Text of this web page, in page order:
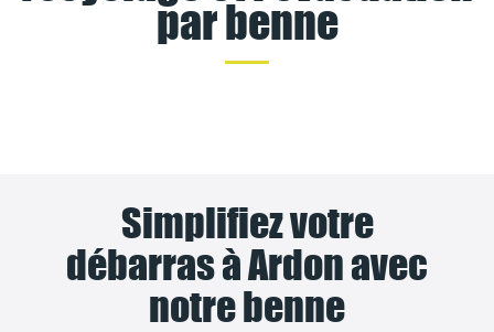
par benne
Simplifiez votre
débarras à Ardon avec
notre benne